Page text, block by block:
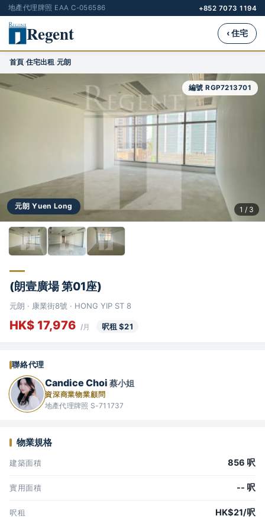
地產代理牌照 EAA C-056586 +852 7073 1194
Regent ‹ 住宅
首頁›住宅出租›元朗
元朗 Yuen Long
編號 RGP7213701
1 / 3
(朗壹廣場 第01座)
元朗 · 康業街8號 · HONG YIP ST 8
HK$ 17,976 /月 呎租 $21
聯絡代理
Candice Choi 蔡小姐
資深商業物業顧問
地產代理牌照 S-711737
物業規格
建築面積 856 呎
實用面積 -- 呎
呎租 HK$21/呎